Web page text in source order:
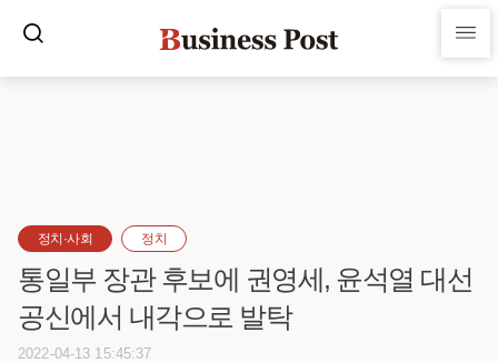
정치·사회 정치
통일부 장관 후보에 권영세, 윤석열 대선
공신에서 내각으로 발탁
2022-04-13 15:45:37